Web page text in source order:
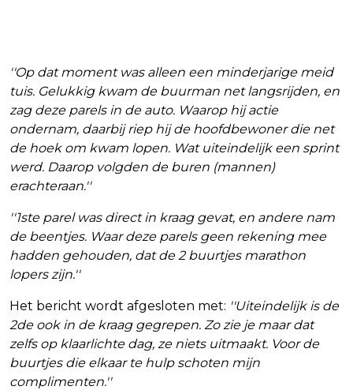
''Op dat moment was alleen een minderjarige meid
tuis. Gelukkig kwam de buurman net langsrijden, en
zag deze parels in de auto. Waarop hij actie
ondernam, daarbij riep hij de hoofdbewoner die net
de hoek om kwam lopen. Wat uiteindelijk een sprint
werd. Daarop volgden de buren (mannen)
erachteraan.''
''1ste parel was direct in kraag gevat, en andere nam
de beentjes. Waar deze parels geen rekening mee
hadden gehouden, dat de 2 buurtjes marathon
lopers zijn.''
Het bericht wordt afgesloten met: ''Uiteindelijk is de
2de ook in de kraag gegrepen. Zo zie je maar dat
zelfs op klaarlichte dag, ze niets uitmaakt. Voor de
buurtjes die elkaar te hulp schoten mijn
complimenten.''